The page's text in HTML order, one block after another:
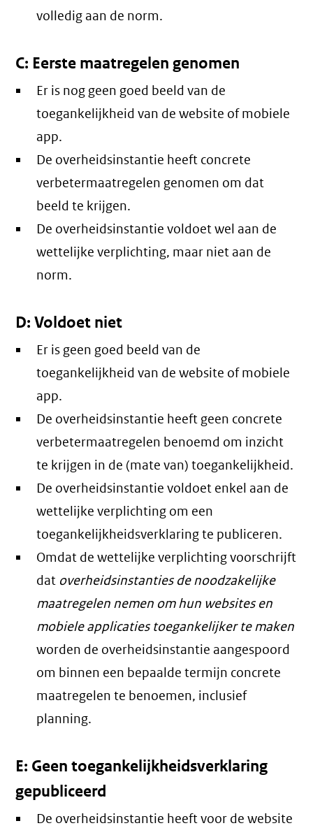
volledig aan de norm.
C: Eerste maatregelen genomen
Er is nog geen goed beeld van de
toegankelijkheid van de website of mobiele
app.
De overheidsinstantie heeft concrete
verbetermaatregelen genomen om dat
beeld te krijgen.
De overheidsinstantie voldoet wel aan de
wettelijke verplichting, maar niet aan de
norm.
D: Voldoet niet
Er is geen goed beeld van de
toegankelijkheid van de website of mobiele
app.
De overheidsinstantie heeft geen concrete
verbetermaatregelen benoemd om inzicht
te krijgen in de (mate van) toegankelijkheid.
De overheidsinstantie voldoet enkel aan de
wettelijke verplichting om een
toegankelijkheidsverklaring te publiceren.
Omdat de wettelijke verplichting voorschrijft
dat overheidsinstanties de noodzakelijke
maatregelen nemen om hun websites en
mobiele applicaties toegankelijker te maken
worden de overheidsinstantie aangespoord
om binnen een bepaalde termijn concrete
maatregelen te benoemen, inclusief
planning.
E: Geen toegankelijkheidsverklaring
gepubliceerd
De overheidsinstantie heeft voor de website